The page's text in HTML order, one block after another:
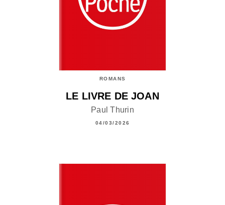
ROMANS
LE LIVRE DE JOAN
Paul Thurin
04/03/2026